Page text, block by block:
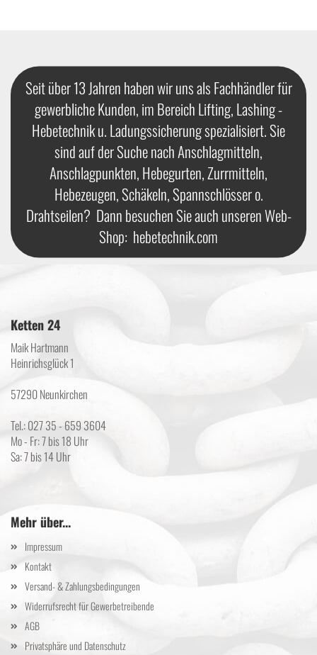
Seit über 13 Jahren haben wir uns als Fachhändler für
gewerbliche Kunden, im Bereich Lifting, Lashing -
Hebetechnik u. Ladungssicherung spezialisiert. Sie
sind auf der Suche nach Anschlagmitteln,
Anschlagpunkten, Hebegurten, Zurrmitteln,
Hebezeugen, Schäkeln, Spannschlösser o.
Drahtseilen? Dann besuchen Sie auch unseren Web-
Shop: hebetechnik.com
Ketten 24
Maik Hartmann
Heinrichsglück 1
57290 Neunkirchen
Tel.: 027 35 - 659 3604
Mo - Fr: 7 bis 18 Uhr
Sa: 7 bis 14 Uhr
Mehr über...
Impressum
Kontakt
Versand- & Zahlungsbedingungen
Widerrufsrecht für Gewerbetreibende
AGB
Privatsphäre und Datenschutz